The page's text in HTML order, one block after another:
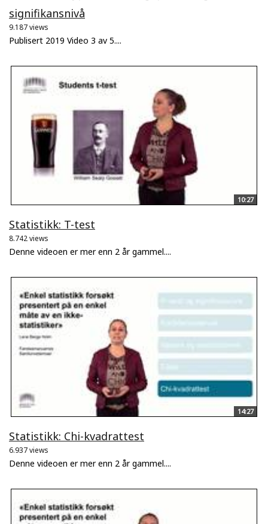
signifikansnivå
9.187 views
Publisert 2019 Video 3 av 5....
10:27
Statistikk: T-test
8.742 views
Denne videoen er mer enn 2 år gammel....
14:27
Statistikk: Chi-kvadrattest
6.937 views
Denne videoen er mer enn 2 år gammel....